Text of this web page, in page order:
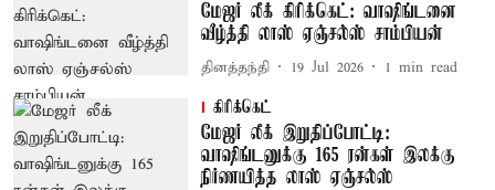
மேஜர் லீக் கிரிக்கெட்: வாஷிங்டனை
வீழ்த்தி லாஸ் ஏஞ்சல்ஸ் சாம்பியன்
தினத்தந்தி 19 Jul 2026 1 min read
கிரிக்கெட்
மேஜர் லீக் இறுதிப்போட்டி:
வாஷிங்டனுக்கு 165 ரன்கள் இலக்கு
நிர்ணயித்த லாஸ் ஏஞ்சல்ஸ்